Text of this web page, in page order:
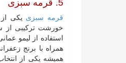
5. قرمه سبزی
قرمه سبزی یکی
خورشت ترکیبی از
استفاده از لیمو
همراه با برنج
همیشه یکی از